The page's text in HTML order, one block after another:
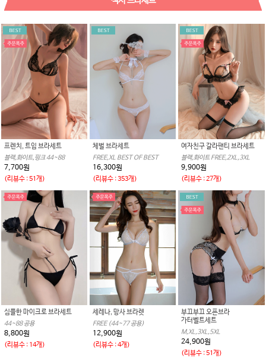
프렌치, 트임 브라세트
블랙,화이트,핑크 44~88
7,700원
(리뷰수 : 51개)
체벌 브라세트
FREE,XL BEST OF BEST
16,300원
(리뷰수 : 353개)
여자친구 갈라팬티 브라세트
블랙,화이트 FREE,2XL,3XL
9,900원
(리뷰수 : 27개)
심플한 마이크로 브라세트
44~88 공용
8,800원
(리뷰수 : 14개)
세레나, 망사 브라렛
FREE (44~77 공용)
12,900원
(리뷰수 : 4개)
부끄부끄 오픈브라
가터벨트세트
M,XL,3XL,5XL
24,900원
(리뷰수 : 51개)